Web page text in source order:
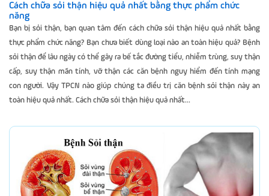
Cách chữa sỏi thận hiệu quả nhất bằng thực phẩm chức
năng
Bạn bị sỏi thận, bạn quan tâm đến cách chữa sỏi thận hiệu quả nhất bằng
thực phẩm chức năng? Bạn chưa biết dùng loại nào an toàn hiệu quả? Bệnh
sỏi thận để lâu ngày có thể gây ra bế tắc đường tiểu, nhiễm trùng, suy thận
cấp, suy thận mãn tính, vỡ thận các căn bệnh nguy hiểm đến tính mạng
con người. Vậy TPCN nào giúp chúng ta điều trị căn bệnh sỏi thận này an
toàn hiệu quả nhất. Cách chữa sỏi thận hiệu quả nhất...